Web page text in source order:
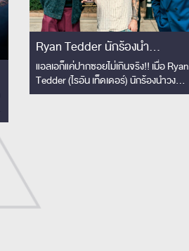
Ryan Tedder นักร้องนำ
OneRepublic ย่องเงียบเยือนไทย
เซอร์ไพรส์!! ชมโชว์ Slot Machine
แอลเอก็แค่ปากซอยไม่เกินจริง!! เมื่อ Ryan
Tedder (ไรอัน เท็ดเดอร์) นักร้องนำวง
OneRepublic สุดยอดโปรดิวเซอร์และนัก